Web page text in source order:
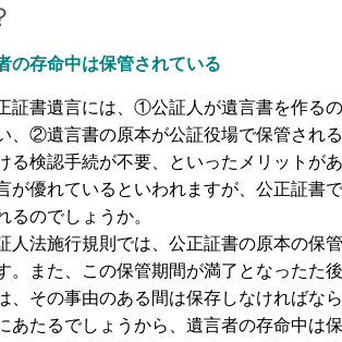
の存命中は保管されている
証書遺言には、①公証人が遺言書を作る
、②遺言書の原本が公証役場で保管され
る検認手続が不要、といったメリットが
が優れているといわれますが、公正証書
るのでしょうか。
人法施行規則では、公正証書の原本の保
。また、この保管期間が満了となったた
、その事由のある間は保存しなければな
あたるでしょうから、遺言者の存命中は